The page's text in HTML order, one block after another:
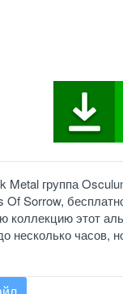
Metal группа
Of Sorrow,
коллекцию этот
несколько часов,